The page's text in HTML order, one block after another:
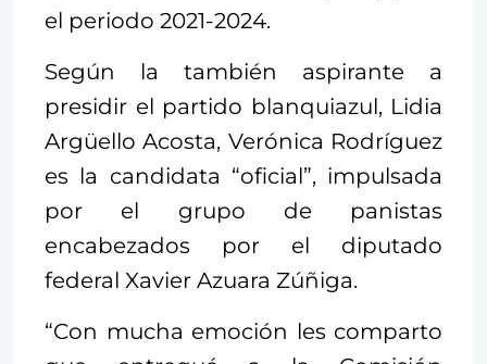
el periodo 2021-2024.
Según la también aspirante a
presidir el partido blanquiazul, Lidia
Argüello Acosta, Verónica Rodríguez
es la candidata “oficial”, impulsada
por el grupo de panistas
encabezados por el diputado
federal Xavier Azuara Zúñiga.
“Con mucha emoción les comparto